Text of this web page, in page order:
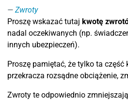
Zwroty
Proszę wskazać tutaj kwotę
nadal oczekiwanych (np.
innych ubezpieczeń).
Proszę pamiętać, że tylko ta część
przekracza rozsądne obciążenie,
Zwroty te odpowiednio